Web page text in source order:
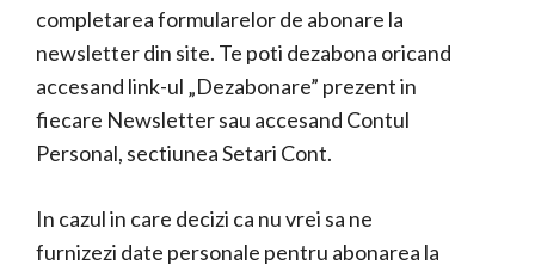
completarea formularelor de abonare la
newsletter din site. Te poti dezabona oricand
accesand link-ul „Dezabonare” prezent in
fiecare Newsletter sau accesand Contul
Personal, sectiunea Setari Cont.
In cazul in care decizi ca nu vrei sa ne
furnizezi date personale pentru abonarea la